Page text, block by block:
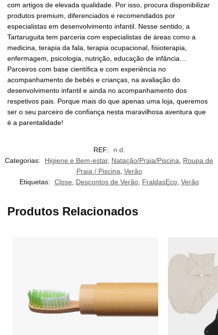
com artigos de elevada qualidade. Por isso, procura disponibilizar
produtos premium, diferenciados e recomendados por
especialistas em desenvolvimento infantil. Nesse sentido, a
Tartaruguita tem parceria com especialistas de áreas como a
medicina, terapia da fala, terapia ocupacional, fisioterapia,
enfermagem, psicologia, nutrição, educação de infância…
Parceiros com base científica e com experiência no
acompanhamento de bebés e crianças, na avaliação do
desenvolvimento infantil e ainda no acompanhamento dos
respetivos pais. Porque mais do que apenas uma loja, queremos
ser o seu parceiro de confiança nesta maravilhosa aventura que
é a parentalidade!
REF:
n.d.
Categorias:
Higiene e Bem-estar, Natação/Praia/Piscina
Roupa de
Praia / Piscina Verão
Etiquetas:
Close Descontos de Verão, FraldasEco, Verão
Produtos Relacionados